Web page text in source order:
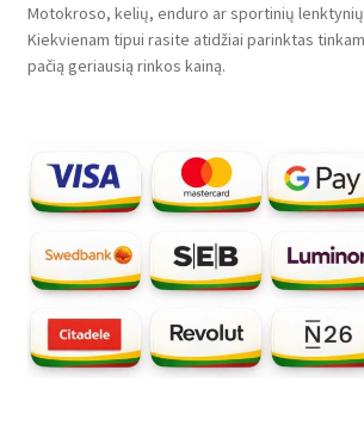
Motokroso, kelių, enduro ar sportinių
Kiekvienam tipui rasite atidžiai parinktas
pačią geriausią rinkos kainą.